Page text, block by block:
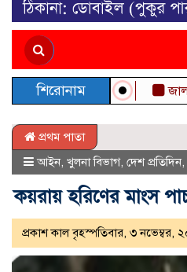
শিরোনাম জাল
প্রথম পাতা
আইন, খুলনা বিভাগ, দেশ প্রতিদিন,
কয়রায় হরিণের মাংস
প্রকাশ কাল বৃহস্পতিবার, ৩ নভেম্বর,